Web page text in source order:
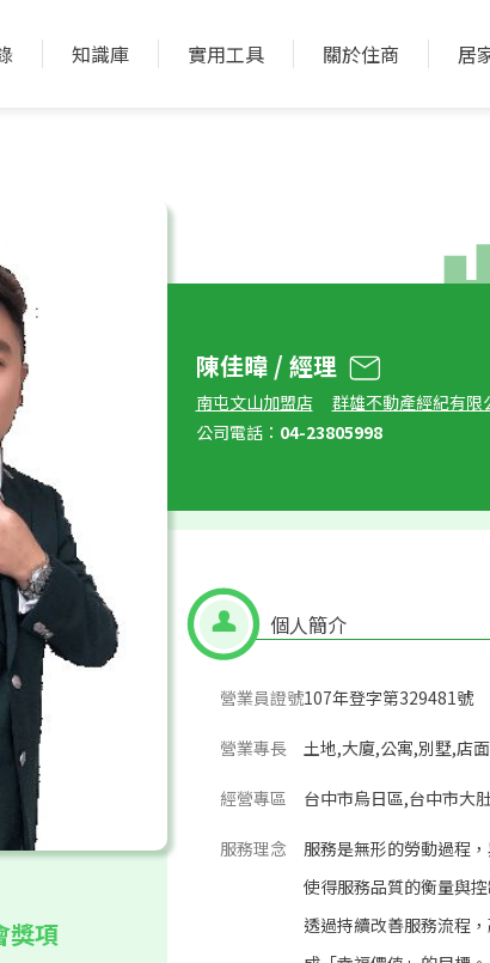
知識庫 實用工具 關於住商 居
獎項
陳佳暐 / 經理
南屯文山加盟店
群雄不動產經紀有限
公司電話： 04-23805998
個人簡介
營業員證號107年登字第329481號
營業專長 土地,大廈,公寓,別墅,店
經營專區 台中市烏日區,台中市大
服務理念
服務是無形的勞動過程
使得服務品質的衡量與
透過持續改善服務流程